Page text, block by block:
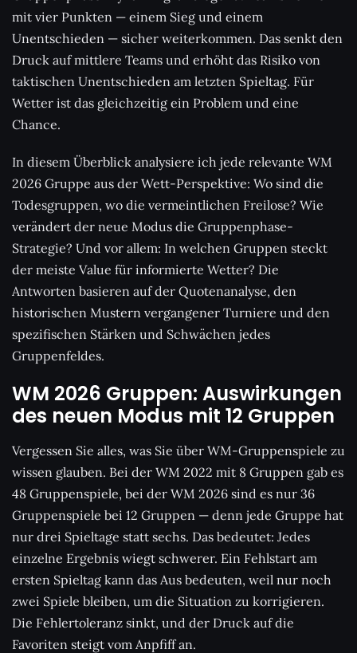
mit vier Punkten — einem Sieg und einem
Unentschieden — sicher weiterkommen. Das senkt den
Druck auf mittlere Teams und erhöht das Risiko von
taktischen Unentschieden am letzten Spieltag. Für
Wetter ist das gleichzeitig ein Problem und eine
Chance.
In diesem Überblick analysiere ich jede relevante WM
2026 Gruppe aus der Wett-Perspektive: Wo sind die
Todesgruppen, wo die vermeintlichen Freilose? Wie
verändert der neue Modus die Gruppenphase-
Strategie? Und vor allem: In welchen Gruppen steckt
der meiste Value für informierte Wetter? Die
Antworten basieren auf der Quotenanalyse, den
historischen Mustern vergangener Turniere und den
spezifischen Stärken und Schwächen jedes
Gruppenfeldes.
WM 2026 Gruppen: Auswirkungen
des neuen Modus mit 12 Gruppen
Vergessen Sie alles, was Sie über WM-Gruppenspiele zu
wissen glauben. Bei der WM 2022 mit 8 Gruppen gab es
48 Gruppenspiele, bei der WM 2026 sind es nur 36
Gruppenspiele bei 12 Gruppen — denn jede Gruppe hat
nur drei Spieltage statt sechs. Das bedeutet: Jedes
einzelne Ergebnis wiegt schwerer. Ein Fehlstart am
ersten Spieltag kann das Aus bedeuten, weil nur noch
zwei Spiele bleiben, um die Situation zu korrigieren.
Die Fehlertoleranz sinkt, und der Druck auf die
Favoriten steigt vom Anpfiff an.